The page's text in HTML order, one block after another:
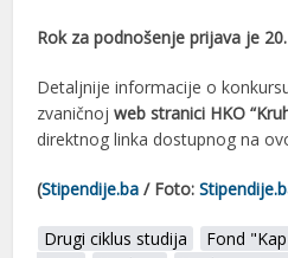
Rok za podnošenje prijava je
Detaljnije informacije o
zvaničnojweb stranici HKO
direktnog linka dostupnog na
(Stipendije.ba / Foto:
Drugi ciklus studija Fond